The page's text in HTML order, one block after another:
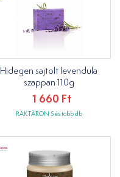
Hidegen sajtolt levendula
szappan 110g
1 660 Ft
RAKTÁRON 5 és több db